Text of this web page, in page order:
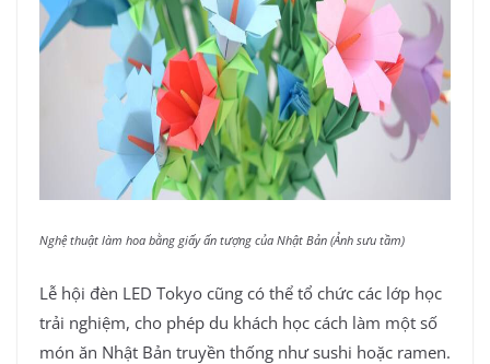
Nghệ thuật làm hoa bằng giấy ấn tượng của Nhật Bản (Ảnh sưu tầm)
Lễ hội đèn LED Tokyo cũng có thể tổ chức các lớp học
trải nghiệm, cho phép du khách học cách làm một số
món ăn Nhật Bản truyền thống như sushi hoặc ramen.